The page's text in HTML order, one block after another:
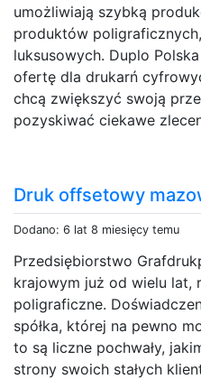
umożliwiają szybką
produktów
luksusowych. Duplo
ofertę dla drukarń
chcą zwiększyć swoją
pozyskiwać ciekawe
Druk offsetowy
Dodano: 6 lat 8 miesięcy temu
Przedsiębiorstwo
krajowym już od wielu lat,
poligraficzne.
spółka, której na pewno
to są liczne pochwały,
strony swoich stałych